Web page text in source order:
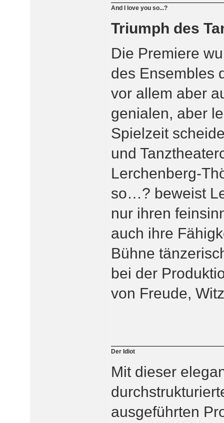
And I love you so...?
Triumph des
Die Premiere
des Ensembles
vor allem aber
genialen, aber
Spielzeit
und
Lerchenberg-
so…? beweist
nur ihren
auch ihre
Bühne
bei der
von Freude,
Der Idiot
Mit dieser
ausgeführten